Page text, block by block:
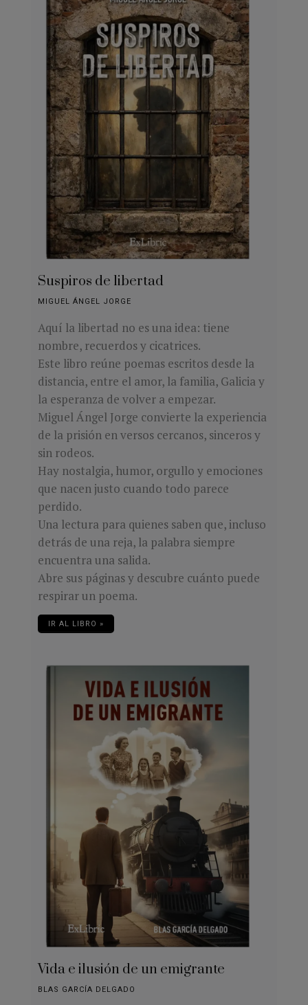
Suspiros de libertad
MIGUEL ÁNGEL JORGE
Aquí la libertad no es una idea: tiene
nombre, recuerdos y cicatrices.
Este libro reúne poemas escritos desde la
distancia, entre el amor, la familia, Galicia y
la esperanza de volver a empezar.
Miguel Ángel Jorge convierte la experiencia
de la prisión en versos cercanos, sinceros y
sin rodeos.
Hay nostalgia, humor, orgullo y emociones
que nacen justo cuando todo parece
perdido.
Una lectura para quienes saben que, incluso
detrás de una reja, la palabra siempre
encuentra una salida.
Abre sus páginas y descubre cuánto puede
respirar un poema.
IR AL LIBRO »
Vida e ilusión de un emigrante
BLAS GARCÍA DELGADO